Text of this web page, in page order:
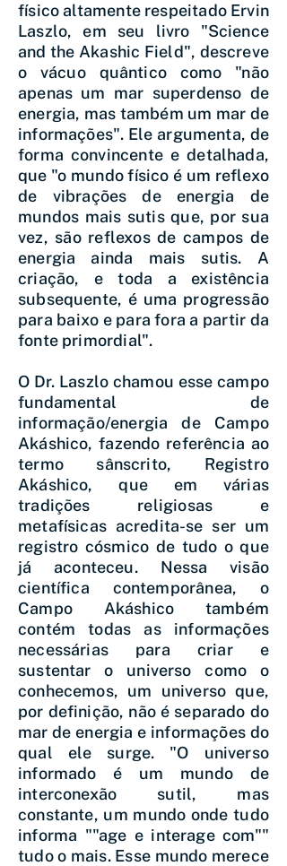
físico altamente respeitado Ervin
Laszlo, em seu livro "Science
and the Akashic Field", descreve
o vácuo quântico como "não
apenas um mar superdenso de
energia, mas também um mar de
informações". Ele argumenta, de
forma convincente e detalhada,
que "o mundo físico é um reflexo
de vibrações de energia de
mundos mais sutis que, por sua
vez, são reflexos de campos de
energia ainda mais sutis. A
criação, e toda a existência
subsequente, é uma progressão
para baixo e para fora a partir da
fonte primordial".
O Dr. Laszlo chamou esse campo
fundamental de
informação/energia de Campo
Akáshico, fazendo referência ao
termo sânscrito, Registro
Akáshico, que em várias
tradições religiosas e
metafísicas acredita-se ser um
registro cósmico de tudo o que
já aconteceu. Nessa visão
científica contemporânea, o
Campo Akáshico também
contém todas as informações
necessárias para criar e
sustentar o universo como o
conhecemos, um universo que,
por definição, não é separado do
mar de energia e informações do
qual ele surge. "O universo
informado é um mundo de
interconexão sutil, mas
constante, um mundo onde tudo
informa ""age e interage com""
tudo o mais. Esse mundo merece